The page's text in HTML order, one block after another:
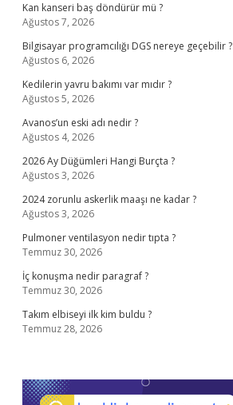
Kan kanseri baş döndürür mü ?
Ağustos 7, 2026
Bilgisayar programcılığı DGS nereye geçebilir ?
Ağustos 6, 2026
Kedilerin yavru bakımı var mıdır ?
Ağustos 5, 2026
Avanos’un eski adı nedir ?
Ağustos 4, 2026
2026 Ay Düğümleri Hangi Burçta ?
Ağustos 3, 2026
2024 zorunlu askerlik maaşı ne kadar ?
Ağustos 3, 2026
Pulmoner ventilasyon nedir tıpta ?
Temmuz 30, 2026
İç konuşma nedir paragraf ?
Temmuz 30, 2026
Takım elbiseyi ilk kim buldu ?
Temmuz 28, 2026